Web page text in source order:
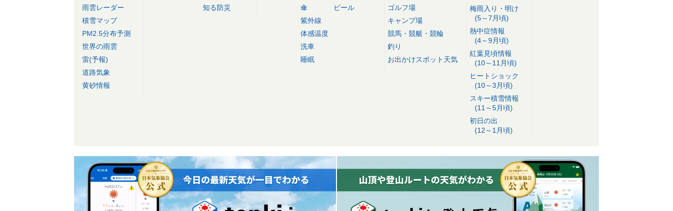
雨雲レーダー
積雪マップ
PM2.5分布予測
世界の雨雲
雷(予報)
道路気象
黄砂情報
知る防災
傘
紫外線
体感温度
洗車
睡眠
ビール
ゴルフ場
キャンプ場
競馬・競艇・競輪
釣り
お出かけスポット天気
梅雨入り・明け
(5～7月頃)
熱中症情報
(4～9月頃)
紅葉見頃情報
(10～11月頃)
ヒートショック
(10～3月頃)
スキー積雪情報
(11～5月頃)
初日の出
(12～1月頃)